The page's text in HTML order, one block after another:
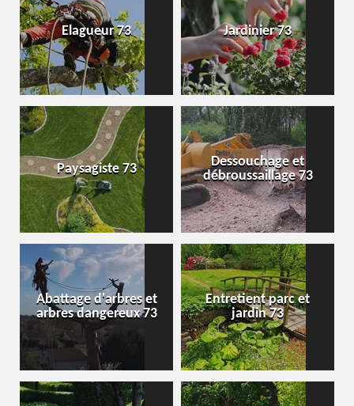
Elagueur 73 Jardinier 73
Paysagiste 73
Dessouchage et
débroussaillage 73
Abattage d'arbres et
arbres dangereux 73
Entretient parc et
jardin 73